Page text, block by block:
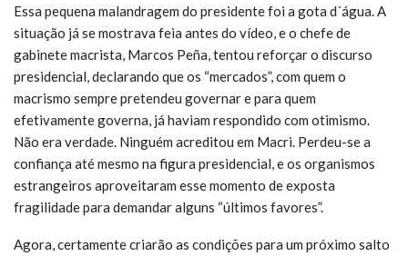
Essa pequena malandragem do presidente foi a gota d´água. A
situação já se mostrava feia antes do vídeo, e o chefe de
gabinete macrista, Marcos Peña, tentou reforçar o discurso
presidencial, declarando que os “mercados”, com quem o
macrismo sempre pretendeu governar e para quem
efetivamente governa, já haviam respondido com otimismo.
Não era verdade. Ninguém acreditou em Macri. Perdeu-se a
confiança até mesmo na figura presidencial, e os organismos
estrangeiros aproveitaram esse momento de exposta
fragilidade para demandar alguns “últimos favores”.
Agora, certamente criarão as condições para um próximo salto